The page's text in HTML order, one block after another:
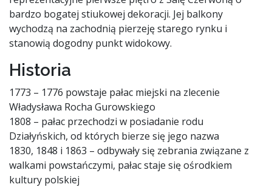
bardzo bogatej stiukowej dekoracji. Jej balkony
wychodzą na zachodnią pierzeję starego rynku i
stanowią dogodny punkt widokowy.
Historia
1773 – 1776 powstaje pałac miejski na zlecenie
Władysława Rocha Gurowskiego
1808 – pałac przechodzi w posiadanie rodu
Działyńskich, od których bierze się jego nazwa
1830, 1848 i 1863 – odbywały się zebrania związane z
walkami powstańczymi, pałac staje się ośrodkiem
kultury polskiej